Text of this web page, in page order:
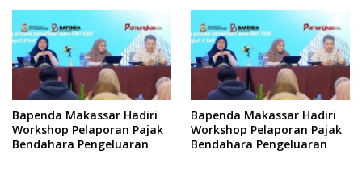
Bapenda Makassar Hadiri
Workshop Pelaporan Pajak
Bendahara Pengeluaran
Bapenda Makassar Hadiri
Workshop Pelaporan Pajak
Bendahara Pengeluaran